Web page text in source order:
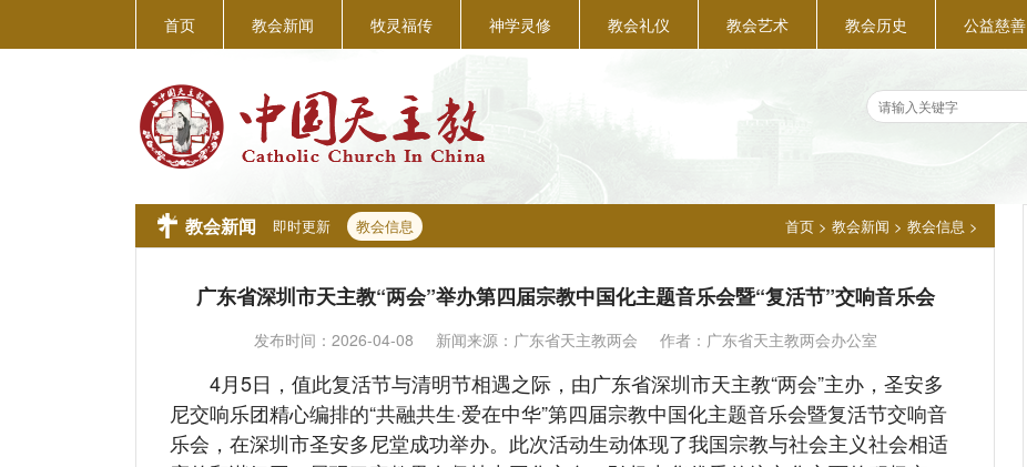
首页 教会新闻 牧灵福传 神学灵修 教会礼仪 教会艺术 教会历史 公益慈善
教会新闻 即时更新 教会信息 首页 > 教会新闻 > 教会信息 >
广东省深圳市天主教“两会”举办第四届宗教中国化主题音乐会暨“复活节”交响音乐会
发布时间： 2026-04-08 新闻来源： 广东省天主教两会 作者：广东省天主教两会办公室
4月5日，值此复活节与清明节相遇之际，由广东省深圳市天主教“两会”主办，圣安多
尼交响乐团精心编排的“共融共生·爱在中华”第四届宗教中国化主题音乐会暨复活节交响音
乐会，在深圳市圣安多尼堂成功举办。此次活动生动体现了我国宗教与社会主义社会相适